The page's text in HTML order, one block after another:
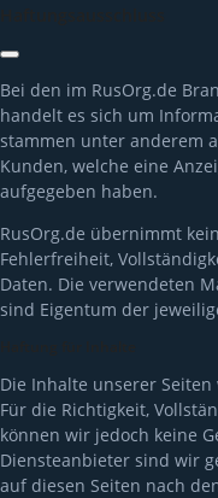
Bei den im RusOrg.de
handelt es sich um
stammen unter anderem
Kunden, welche eine
aufgegeben haben.
RusOrg.de übernimmt
Fehlerfreiheit,
Daten. Die verwendeten
sind Eigentum der
Die Inhalte unserer
Für die Richtigkeit,
können wir jedoch keine
Diensteanbieter sind wir
auf diesen Seiten nach